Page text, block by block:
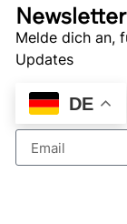
Newsletter
Melde dich an,
Updates
DE